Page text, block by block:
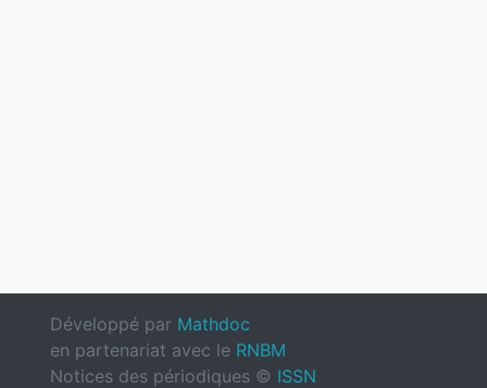
Développé par Mathdoc
en partenariat avec le RNBM
Notices des périodiques © ISSN